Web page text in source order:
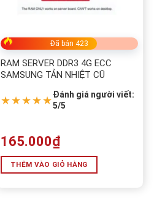
Đã bán 423
RAM SERVER DDR3 4G ECC
SAMSUNG TẢN NHIỆT CŨ
★★★★★Đánh giá người viết:
5/5
165.000₫
THÊM VÀO GIỎ HÀNG